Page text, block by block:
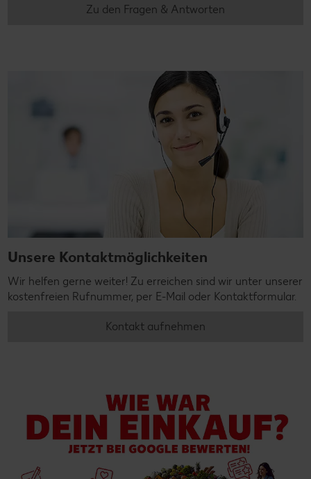
Zu den Fragen & Antworten
Unsere Kontaktmöglichkeiten
Wir helfen gerne weiter! Zu erreichen sind wir unter unserer
kostenfreien Rufnummer, per E-Mail oder Kontaktformular.
Kontakt aufnehmen